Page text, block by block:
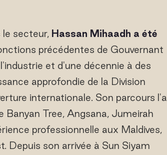
le secteur, Hassan Mihaadh a été
précédentes de Gouvernant
et d'une décennie à des
approfondie de la Division
internationale. Son parcours l'a
Tree, Angsana, Jumeirah
professionnelle aux Maldives,
son arrivée à Sun Siyam